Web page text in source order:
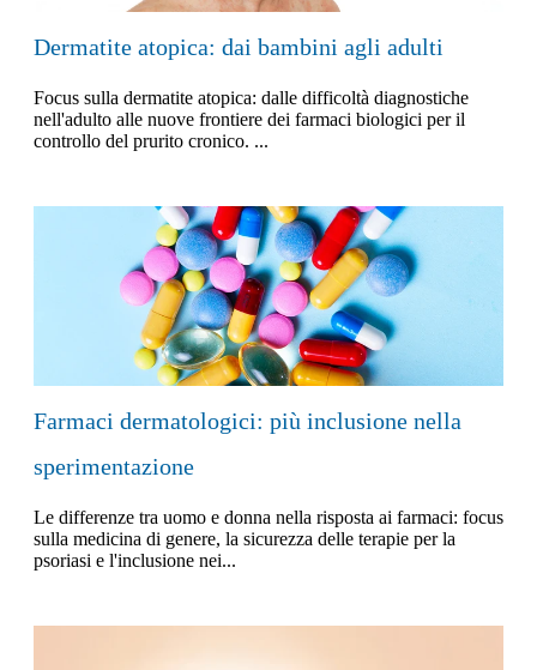
Dermatite atopica: dai bambini agli adulti
Focus sulla dermatite atopica: dalle difficoltà diagnostiche
nell'adulto alle nuove frontiere dei farmaci biologici per il
controllo del prurito cronico. ...
Farmaci dermatologici: più inclusione nella
sperimentazione
Le differenze tra uomo e donna nella risposta ai farmaci: focus
sulla medicina di genere, la sicurezza delle terapie per la
psoriasi e l'inclusione nei...